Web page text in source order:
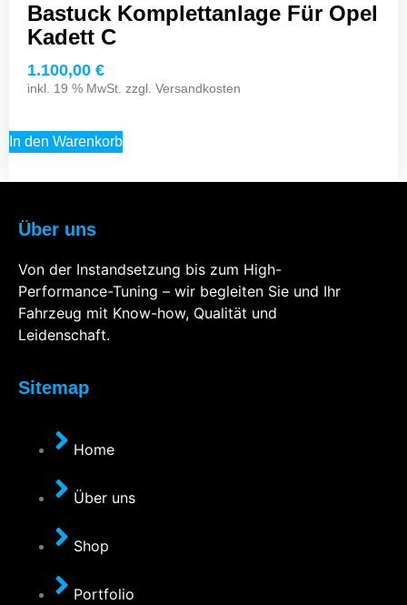
Bastuck Komplettanlage Für Opel
Kadett C
1.100,00 €
inkl. 19 % MwSt. zzgl. Versandkosten
In den Warenkorb
Über uns
Von der Instandsetzung bis zum High-
Performance-Tuning – wir begleiten Sie und Ihr
Fahrzeug mit Know-how, Qualität und
Leidenschaft.
Sitemap
Home
Über uns
Shop
Portfolio